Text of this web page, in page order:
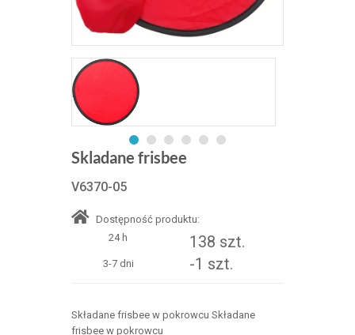
Skladane frisbee
V6370-05
Dostępność produktu:
24 h
138 szt.
3-7 dni -1 szt.
Składane frisbee w pokrowcu Składane
frisbee w pokrowcu